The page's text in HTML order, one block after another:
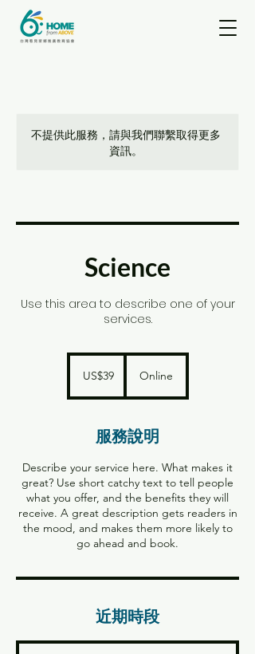
不提供此服務，請與我們聯繫取得更多
資訊。
Science
Use this area to describe one of your
services.
US$39 Online
服務說明
Describe your service here. What makes it
great? Use short catchy text to tell people
what you offer, and the benefits they will
receive. A great description gets readers in
the mood, and makes them more likely to
go ahead and book.
近期時段